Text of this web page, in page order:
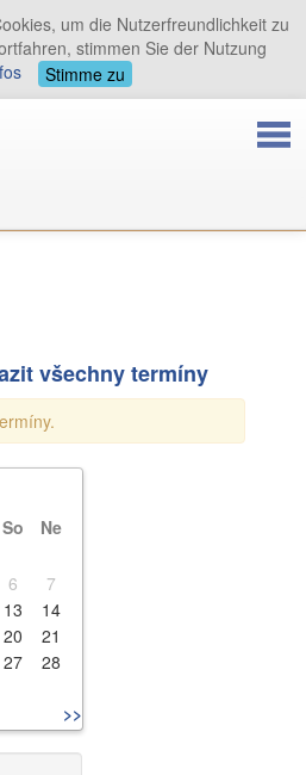
všechny termíny
So
Ne
6
7
13
14
20
21
27
28
>>
um die Nutzerfreundlichkeit zu
stimmen Sie der Nutzung
Stimme zu